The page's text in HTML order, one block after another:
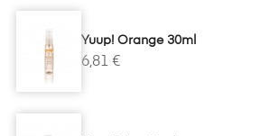
Yuup! Orange 30ml
6,81 €